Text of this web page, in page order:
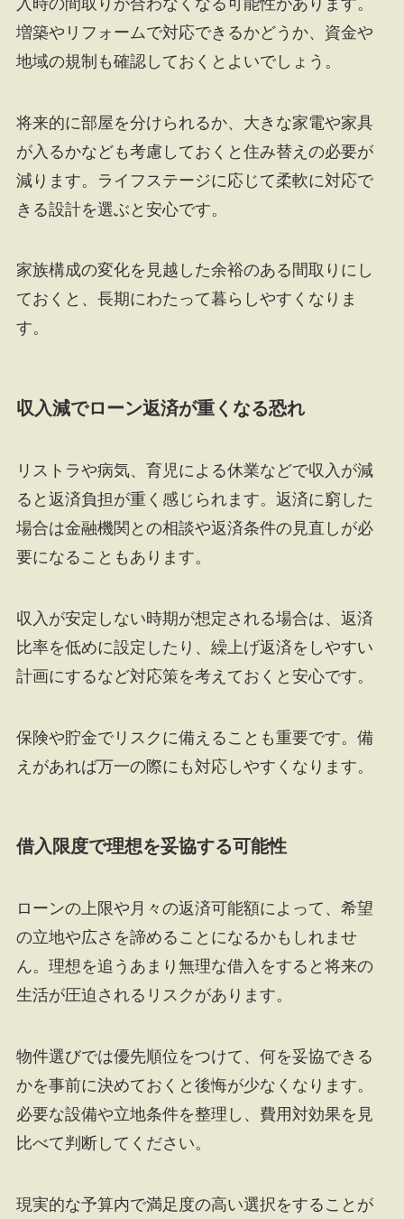
増築やリフォームで対応できるかどうか、資金や
地域の規制も確認しておくとよいでしょう。
将来的に部屋を分けられるか、大きな家電や家具
が入るかなども考慮しておくと住み替えの必要が
減ります。ライフステージに応じて柔軟に対応で
きる設計を選ぶと安心です。
家族構成の変化を見越した余裕のある間取りにし
ておくと、長期にわたって暮らしやすくなりま
す。
収入減でローン返済が重くなる恐れ
リストラや病気、育児による休業などで収入が減
ると返済負担が重く感じられます。返済に窮した
場合は金融機関との相談や返済条件の見直しが必
要になることもあります。
収入が安定しない時期が想定される場合は、返済
比率を低めに設定したり、繰上げ返済をしやすい
計画にするなど対応策を考えておくと安心です。
保険や貯金でリスクに備えることも重要です。備
えがあれば万一の際にも対応しやすくなります。
借入限度で理想を妥協する可能性
ローンの上限や月々の返済可能額によって、希望
の立地や広さを諦めることになるかもしれませ
ん。理想を追うあまり無理な借入をすると将来の
生活が圧迫されるリスクがあります。
物件選びでは優先順位をつけて、何を妥協できる
かを事前に決めておくと後悔が少なくなります。
必要な設備や立地条件を整理し、費用対効果を見
比べて判断してください。
現実的な予算内で満足度の高い選択をすることが